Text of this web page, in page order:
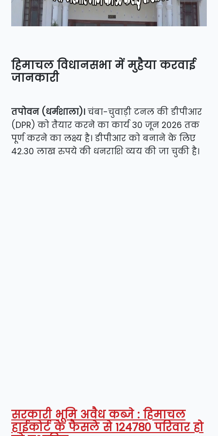
हिमाचल विधानसभा में मुहैया करवाई
जानकारी
तपोवन (धर्मशाला)। चंबा-चुवाड़ी टनल की डीपीआर
(DPR) को तैयार करने का कार्य 30 जून 2026 तक
पूर्ण करने का लक्ष्य है। डीपीआर को बनाने के लिए
42.30 लाख रुपये की धनराशि व्यय की जा चुकी है।
सरकारी भूमि अवैध कब्जे : हिमाचल
हाईकोर्ट के फैसले से 124780 परिवार हो